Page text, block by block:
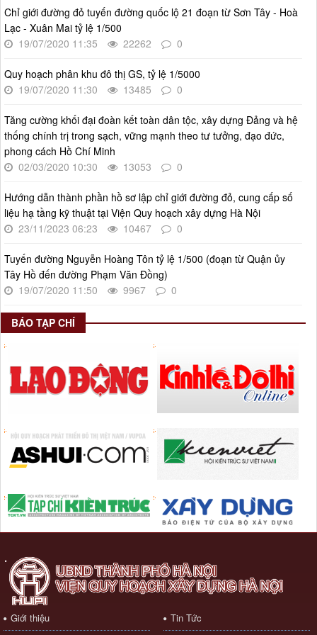
Số 27/UBND-ĐT
Triển khai thực hiện Nghị quyết số 34/2024/NQ-HĐND ngày
19/11/2024 của Hội đồng nhân dân Thành phố.
lượt xem: 947 | lượt tải:404
Chỉ giới đường đỏ tuyến đường quốc lộ 21 đoạn từ Sơn Tây - Hoà
Lạc - Xuân Mai tỷ lệ 1/500
19/07/2020 11:35
22262 0
Quy hoạch phân khu đô thị GS, tỷ lệ 1/5000
19/07/2020 11:30
13485 0
Tăng cường khối đại đoàn kết toàn dân tộc, xây dựng Đảng và hệ
thống chính trị trong sạch, vững mạnh theo tư tưởng, đạo đức,
phong cách Hồ Chí Minh
02/03/2020 10:30
13053 0
Hướng dẫn thành phần hồ sơ lập chỉ giới đường đỏ, cung cấp số
liệu hạ tầng kỹ thuật tại Viện Quy hoạch xây dựng Hà Nội
23/11/2023 06:23
10467 0
Tuyến đường Nguyễn Hoàng Tôn tỷ lệ 1/500 (đoạn từ Quận ủy
Tây Hồ đến đường Phạm Văn Đồng)
19/07/2020 11:50
9967 0
BÁO TẠP CHÍ
Giới thiệu Tin Tức